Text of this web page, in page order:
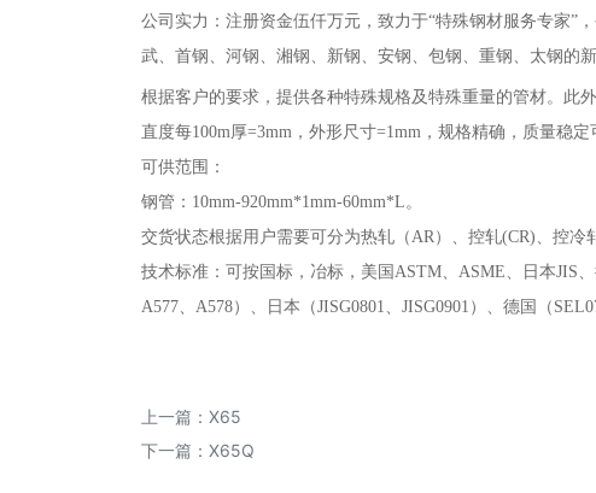
公司实力：注册资金伍仟万元，致力于“特殊钢材服务专家”
武、首钢、河钢、湘钢、新钢、安钢、包钢、重钢、太钢的
根据客户的要求，提供各种特殊规格及特殊重量的管材。此
直度每100m厚=3mm，外形尺寸=1mm，规格精确，质量稳
可供范围：
钢管：10mm-920mm*1mm-60mm*L。
交货状态根据用户需要可分为热轧（AR）、控轧(CR)、控冷
技术标准：可按国标，冶标，美国 ASTM、ASME、日本JIS
A577、A578）、日本（JISG0801、JISG0901）、德国（
上一篇： X65
下一篇： X65Q